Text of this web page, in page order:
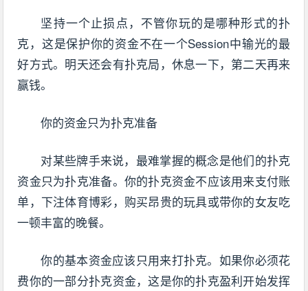
坚持一个止损点，不管你玩的是哪种形式的扑
克，这是保护你的资金不在一个Session中输光的最
好方式。明天还会有扑克局，休息一下，第二天再来
赢钱。
你的资金只为扑克准备
对某些牌手来说，最难掌握的概念是他们的扑克
资金只为扑克准备。你的扑克资金不应该用来支付账
单，下注体育博彩，购买昂贵的玩具或带你的女友吃
一顿丰富的晚餐。
你的基本资金应该只用来打扑克。如果你必须花
费你的一部分扑克资金，这是你的扑克盈利开始发挥